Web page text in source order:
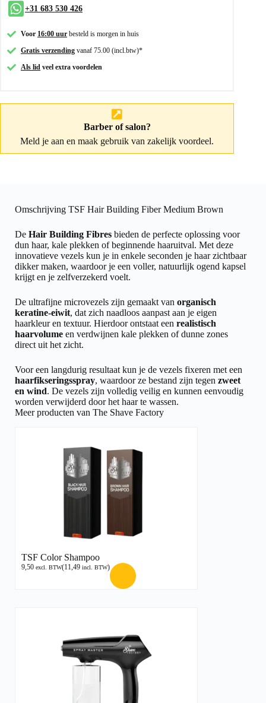
+31 683 530 426
Voor 16:00 uur besteld is morgen in huis
Gratis verzending vanaf 75.00 (incl.btw)*
Als lid veel extra voordelen
Barber of salon?
Meld je aan en maak gebruik van zakelijk voordeel.
Omschrijving TSF Hair Building Fiber Medium Brown
De Hair Building Fibres bieden de perfecte oplossing voor
dun haar, kale plekken of beginnende haaruitval. Met deze
innovatieve vezels kun je in enkele seconden je haar zichtbaar
dikker maken, waardoor je een voller, natuurlijk ogend kapsel
krijgt en je zelfverzekerd voelt.
De ultrafijne microvezels zijn gemaakt van organisch
keratine-eiwit, dat zich naadloos aanpast aan je eigen
haarkleur en textuur. Hierdoor ontstaat een realistisch
haarvolume en verdwijnen kale plekken of dunne zones
direct uit het zicht.
Voor een langdurig resultaat kun je de vezels fixeren met een
haarfikseringsspray, waardoor ze bestand zijn tegen zweet
en wind. De vezels zijn volledig veilig en kunnen eenvoudig
worden verwijderd door het haar te wassen.
Meer producten van The Shave Factory
TSF Color Shampoo
9,50 excl. BTW(11,49 incl. BTW)